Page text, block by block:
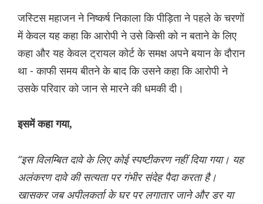
जस्टिस महाजन ने निष्कर्ष निकाला कि पीड़िता ने पहले के चरणों
में केवल यह कहा कि आरोपी ने उसे किसी को न बताने के लिए
कहा और यह केवल ट्रायल कोर्ट के समक्ष अपने बयान के दौरान
था - काफी समय बीतने के बाद कि उसने कहा कि आरोपी ने
उसके परिवार को जान से मारने की धमकी दी।
इसमें कहा गया,
“इस विलम्बित दावे के लिए कोई स्पष्टीकरण नहीं दिया गया। यह
अलंकरण दावे की सत्यता पर गंभीर संदेह पैदा करता है।
खासकर जब अपीलकर्ता के घर पर लगातार जाने और डर या